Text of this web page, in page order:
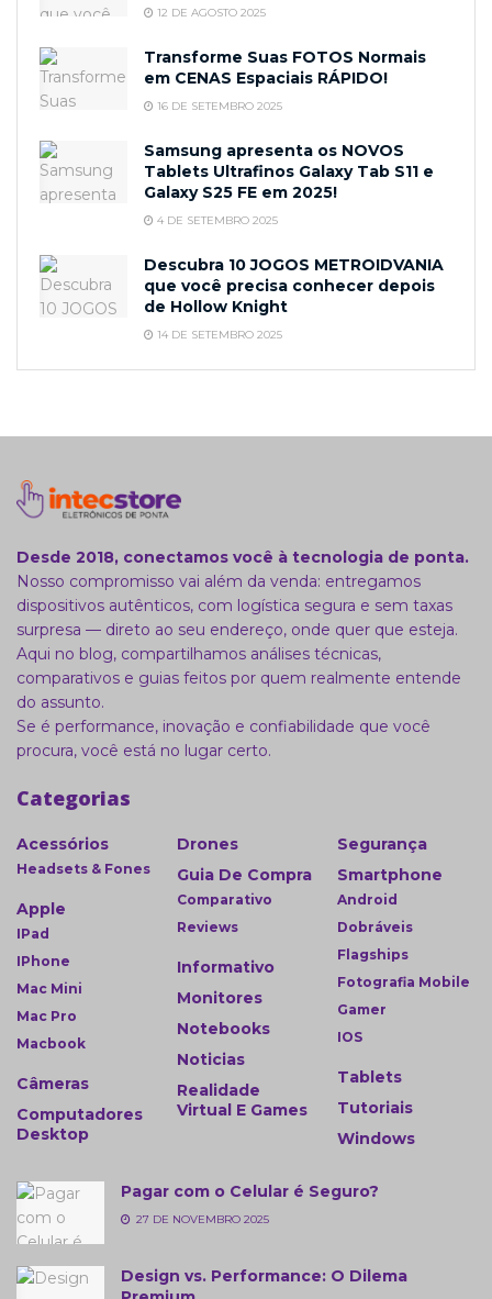
12 DE AGOSTO 2025
Transforme Suas FOTOS Normais
em CENAS Espaciais RÁPIDO!
16 DE SETEMBRO 2025
Samsung apresenta os NOVOS
Tablets Ultrafinos Galaxy Tab S11 e
Galaxy S25 FE em 2025!
4 DE SETEMBRO 2025
Descubra 10 JOGOS METROIDVANIA
que você precisa conhecer depois
de Hollow Knight
14 DE SETEMBRO 2025
Desde 2018, conectamos você à tecnologia de ponta.
Nosso compromisso vai além da venda: entregamos
dispositivos autênticos, com logística segura e sem taxas
surpresa — direto ao seu endereço, onde quer que esteja.
Aqui no blog, compartilhamos análises técnicas,
comparativos e guias feitos por quem realmente entende
do assunto.
Se é performance, inovação e confiabilidade que você
procura, você está no lugar certo.
Categorias
Acessórios
Headsets & Fones
Apple
IPad
IPhone
Mac Mini
Mac Pro
Macbook
Câmeras
Computadores
Desktop
Drones
Guia De Compra
Comparativo
Reviews
Informativo
Monitores
Notebooks
Noticias
Realidade
Virtual E Games
Segurança
Smartphone
Android
Dobráveis
Flagships
Fotografia Mobile
Gamer
IOS
Tablets
Tutoriais
Windows
Pagar com o Celular é Seguro?
27 DE NOVEMBRO 2025
Design vs. Performance: O Dilema